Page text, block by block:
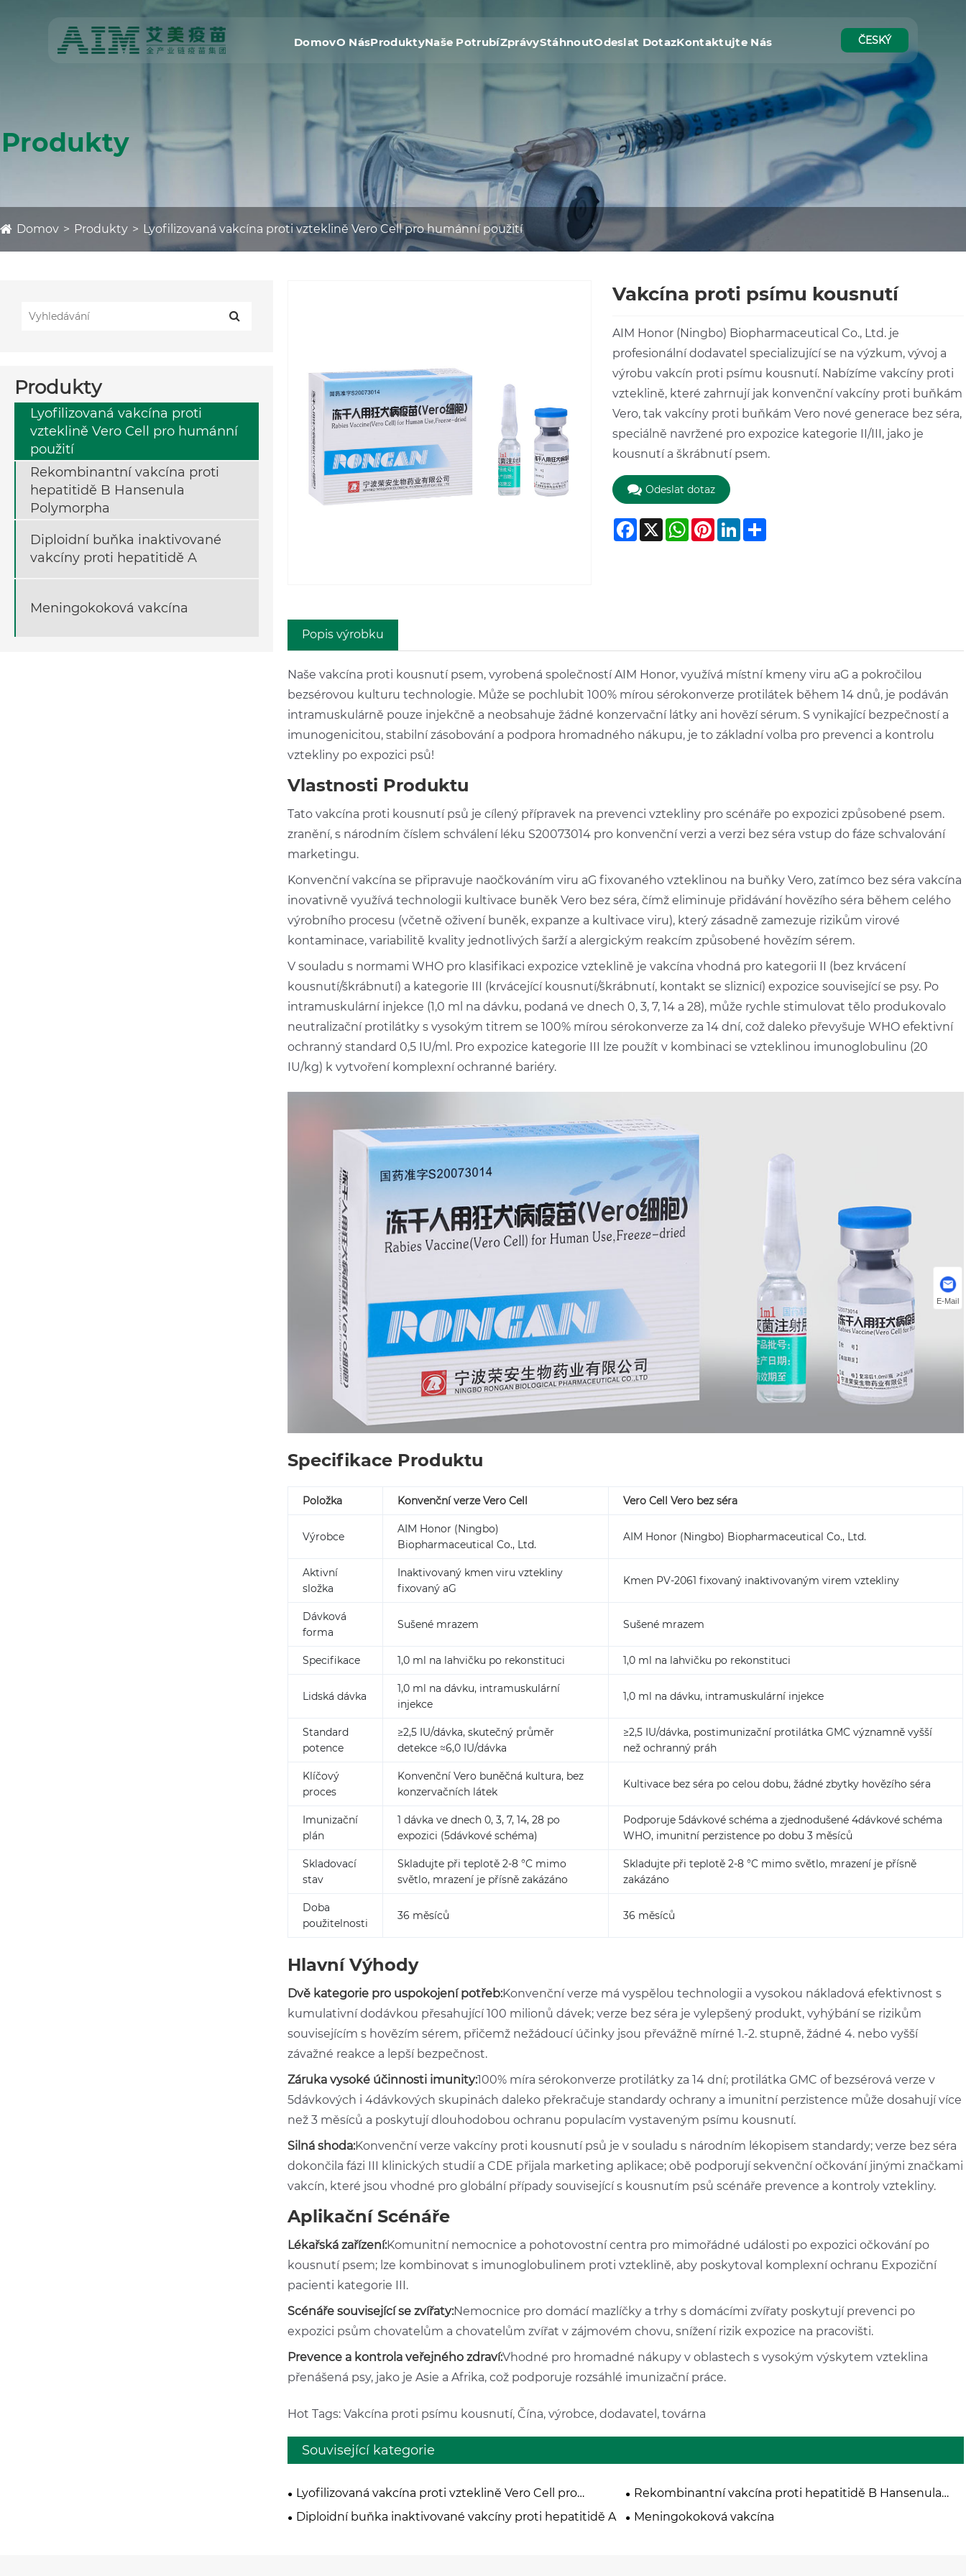
DomovO NásProduktyNaše PotrubíZprávyStáhnoutOdeslat DotazKontaktujte Nás ČESKÝ
Produkty
Domov Produkty Lyofilizovaná vakcína proti vzteklině Vero Cell pro humánní použití
Produkty
Lyofilizovaná vakcína proti
vzteklině Vero Cell pro humánní
použití
Rekombinantní vakcína proti
hepatitidě B Hansenula
Polymorpha
Diploidní buňka inaktivované
vakcíny proti hepatitidě A
Meningokoková vakcína
Vakcína proti psímu kousnutí
AIM Honor (Ningbo) Biopharmaceutical Co., Ltd. je
profesionální dodavatel specializující se na výzkum, vývoj a
výrobu vakcín proti psímu kousnutí. Nabízíme vakcíny proti
vzteklině, které zahrnují jak konvenční vakcíny proti buňkám
Vero, tak vakcíny proti buňkám Vero nové generace bez séra,
speciálně navržené pro expozice kategorie II/III, jako je
kousnutí a škrábnutí psem.
Odeslat dotaz
Facebook
X WhatsApp
Pinterest
LinkedIn
Share
Popis výrobku
Naše vakcína proti kousnutí psem, vyrobená společností AIM Honor, využívá místní kmeny viru aG a pokročilou
bezsérovou kulturu technologie. Může se pochlubit 100% mírou sérokonverze protilátek během 14 dnů, je podáván
intramuskulárně pouze injekčně a neobsahuje žádné konzervační látky ani hovězí sérum. S vynikající bezpečností a
imunogenicitou, stabilní zásobování a podpora hromadného nákupu, je to základní volba pro prevenci a kontrolu
vztekliny po expozici psů!
Vlastnosti Produktu
Tato vakcína proti kousnutí psů je cílený přípravek na prevenci vztekliny pro scénáře po expozici způsobené psem.
zranění, s národním číslem schválení léku S20073014 pro konvenční verzi a verzi bez séra vstup do fáze schvalování
marketingu.
Konvenční vakcína se připravuje naočkováním viru aG fixovaného vzteklinou na buňky Vero, zatímco bez séra vakcína
inovativně využívá technologii kultivace buněk Vero bez séra, čímž eliminuje přidávání hovězího séra během celého
výrobního procesu (včetně oživení buněk, expanze a kultivace viru), který zásadně zamezuje rizikům virové
kontaminace, variabilitě kvality jednotlivých šarží a alergickým reakcím způsobené hovězím sérem.
V souladu s normami WHO pro klasifikaci expozice vzteklině je vakcína vhodná pro kategorii II (bez krvácení
kousnutí/škrábnutí) a kategorie III (krvácející kousnutí/škrábnutí, kontakt se sliznicí) expozice související se psy. Po
intramuskulární injekce (1,0 ml na dávku, podaná ve dnech 0, 3, 7, 14 a 28), může rychle stimulovat tělo produkovalo
neutralizační protilátky s vysokým titrem se 100% mírou sérokonverze za 14 dní, což daleko převyšuje WHO efektivní
ochranný standard 0,5 IU/ml. Pro expozice kategorie III lze použít v kombinaci se vzteklinou imunoglobulinu (20
IU/kg) k vytvoření komplexní ochranné bariéry.
Specifikace Produktu
Položka Konvenční verze Vero Cell Vero Cell Vero bez séra
Výrobce
AIM Honor (Ningbo)
Biopharmaceutical Co., Ltd.
AIM Honor (Ningbo) Biopharmaceutical Co., Ltd.
Aktivní
složka
Inaktivovaný kmen viru vztekliny
fixovaný aG
Kmen PV-2061 fixovaný inaktivovaným virem vztekliny
Dávková
forma
Sušené mrazem Sušené mrazem
Specifikace 1,0 ml na lahvičku po rekonstituci 1,0 ml na lahvičku po rekonstituci
Lidská dávka
1,0 ml na dávku, intramuskulární
injekce
1,0 ml na dávku, intramuskulární injekce
Standard
potence
≥2,5 IU/dávka, skutečný průměr
detekce ≈6,0 IU/dávka
≥2,5 IU/dávka, postimunizační protilátka GMC významně vyšší
než ochranný práh
Klíčový
proces
Konvenční Vero buněčná kultura, bez
konzervačních látek
Kultivace bez séra po celou dobu, žádné zbytky hovězího séra
Imunizační
plán
1 dávka ve dnech 0, 3, 7, 14, 28 po
expozici (5dávkové schéma)
Podporuje 5dávkové schéma a zjednodušené 4dávkové schéma
WHO, imunitní perzistence po dobu 3 měsíců
Skladovací
stav
Skladujte při teplotě 2-8 °C mimo
světlo, mrazení je přísně zakázáno
Skladujte při teplotě 2-8 °C mimo světlo, mrazení je přísně
zakázáno
Doba
použitelnosti
36 měsíců 36 měsíců
Hlavní Výhody
Dvě kategorie pro uspokojení potřeb:Konvenční verze má vyspělou technologii a vysokou nákladová efektivnost s
kumulativní dodávkou přesahující 100 milionů dávek; verze bez séra je vylepšený produkt, vyhýbání se rizikům
souvisejícím s hovězím sérem, přičemž nežádoucí účinky jsou převážně mírné 1.-2. stupně, žádné 4. nebo vyšší
závažné reakce a lepší bezpečnost.
Záruka vysoké účinnosti imunity:100% míra sérokonverze protilátky za 14 dní; protilátka GMC of bezsérová verze v
5dávkových i 4dávkových skupinách daleko překračuje standardy ochrany a imunitní perzistence může dosahují více
než 3 měsíců a poskytují dlouhodobou ochranu populacím vystaveným psímu kousnutí.
Silná shoda:Konvenční verze vakcíny proti kousnutí psů je v souladu s národním lékopisem standardy; verze bez séra
dokončila fázi III klinických studií a CDE přijala marketing aplikace; obě podporují sekvenční očkování jinými značkami
vakcín, které jsou vhodné pro globální případy související s kousnutím psů scénáře prevence a kontroly vztekliny.
Aplikační Scénáře
Lékařská zařízení:Komunitní nemocnice a pohotovostní centra pro mimořádné události po expozici očkování po
kousnutí psem; lze kombinovat s imunoglobulinem proti vzteklině, aby poskytoval komplexní ochranu Expoziční
pacienti kategorie III.
Scénáře související se zvířaty:Nemocnice pro domácí mazlíčky a trhy s domácími zvířaty poskytují prevenci po
expozici psům chovatelům a chovatelům zvířat v zájmovém chovu, snížení rizik expozice na pracovišti.
Prevence a kontrola veřejného zdraví:Vhodné pro hromadné nákupy v oblastech s vysokým výskytem vzteklina
přenášená psy, jako je Asie a Afrika, což podporuje rozsáhlé imunizační práce.
Hot Tags: Vakcína proti psímu kousnutí, Čína, výrobce, dodavatel, továrna
Související kategorie
Lyofilizovaná vakcína proti vzteklině Vero Cell pro
humánní použití
Rekombinantní vakcína proti hepatitidě B Hansenula
Polymorpha
Diploidní buňka inaktivované vakcíny proti hepatitidě A Meningokoková vakcína
E-Mail